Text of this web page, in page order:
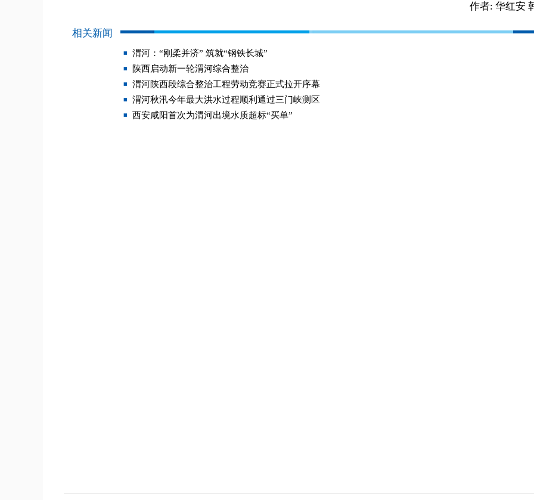
作者: 华红安
相关新闻
渭河：“刚柔并济” 筑就“钢铁长城”
陕西启动新一轮渭河综合整治
渭河陕西段综合整治工程劳动竞赛正式拉开序幕
渭河秋汛今年最大洪水过程顺利通过三门峡测区
西安咸阳首次为渭河出境水质超标“买单”